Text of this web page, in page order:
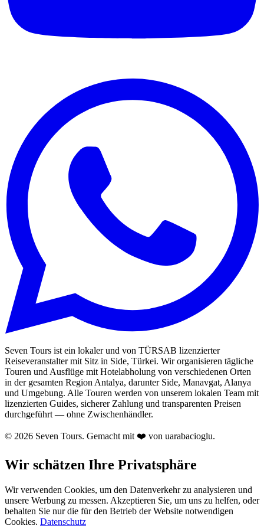
Seven Tours ist ein lokaler und von TÜRSAB lizenzierter
Reiseveranstalter mit Sitz in Side, Türkei. Wir organisieren tägliche
Touren und Ausflüge mit Hotelabholung von verschiedenen Orten
in der gesamten Region Antalya, darunter Side, Manavgat, Alanya
und Umgebung. Alle Touren werden von unserem lokalen Team mit
lizenzierten Guides, sicherer Zahlung und transparenten Preisen
durchgeführt — ohne Zwischenhändler.
© 2026 Seven Tours. Gemacht mit ❤️ von uarabacioglu.
Wir schätzen Ihre Privatsphäre
Wir verwenden Cookies, um den Datenverkehr zu analysieren und
unsere Werbung zu messen. Akzeptieren Sie, um uns zu helfen, oder
behalten Sie nur die für den Betrieb der Website notwendigen
Cookies. Datenschutz